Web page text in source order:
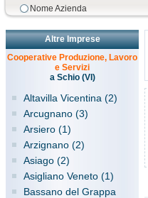
Nome Azienda
Altre Imprese
Cooperative Produzione, Lavoro
e Servizi
a Schio (VI)
Altavilla Vicentina (2)
Arcugnano (3)
Arsiero (1)
Arzignano (2)
Asiago (2)
Asigliano Veneto (1)
Bassano del Grappa